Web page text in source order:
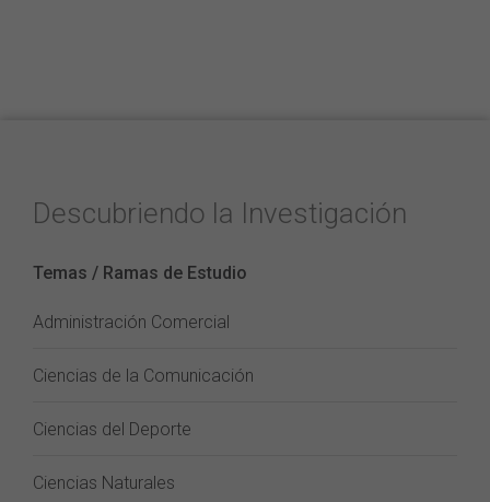
Descubriendo la Investigación
Temas / Ramas de Estudio
Administración Comercial
Ciencias de la Comunicación
Ciencias del Deporte
Ciencias Naturales